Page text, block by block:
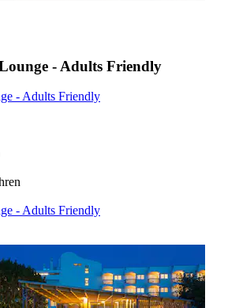
- Adults Friendly
- Adults Friendly
- Adults Friendly